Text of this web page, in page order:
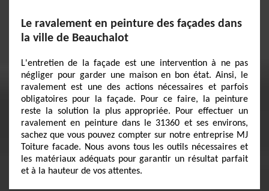
Le ravalement en peinture des façades dans
la ville de Beauchalot
L'entretien de la façade est une intervention à ne pas
négliger pour garder une maison en bon état. Ainsi, le
ravalement est une des actions nécessaires et parfois
obligatoires pour la façade. Pour ce faire, la peinture
reste la solution la plus appropriée. Pour effectuer un
ravalement en peinture dans le 31360 et ses environs,
sachez que vous pouvez compter sur notre entreprise MJ
Toiture facade. Nous avons tous les outils nécessaires et
les matériaux adéquats pour garantir un résultat parfait
et à la hauteur de vos attentes.